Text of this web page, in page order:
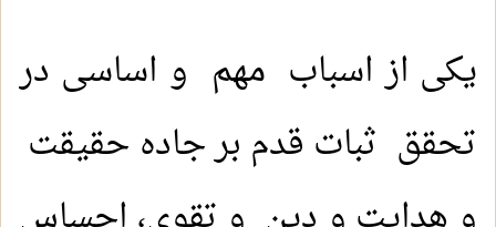
یکی از اسباب مهم و اساسی در
تحقق ثبات قدم بر جاده حقیقت